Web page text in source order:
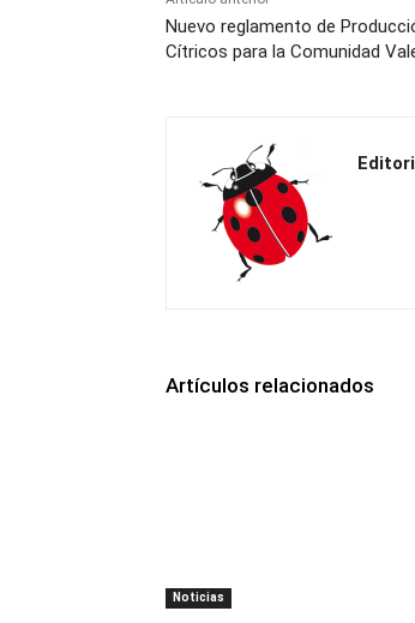
Nuevo reglamento de
Cítricos para la Comunidad
Artículos relacionados
Noticias